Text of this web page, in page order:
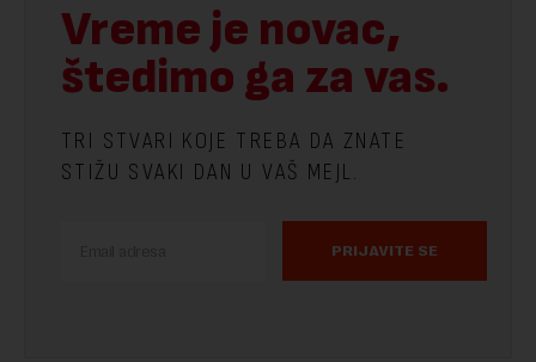
Vreme je novac,
štedimo ga za vas.
TRI STVARI KOJE TREBA DA ZNATE
STIŽU SVAKI DAN U VAŠ MEJL.
PRIJAVITE SE